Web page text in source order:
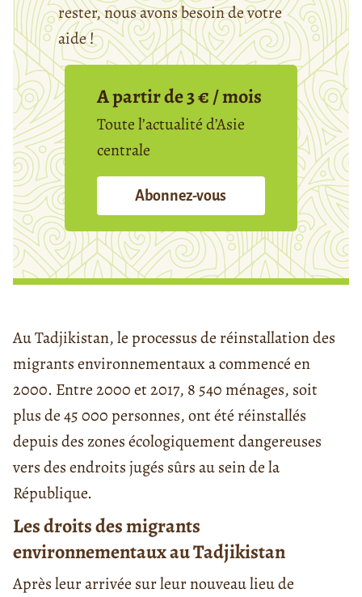
rester, nous avons besoin de votre
aide !
A partir de 3 € / mois
Toute l’actualité d’Asie
centrale
Abonnez-vous
Au Tadjikistan, le processus de réinstallation des
migrants environnementaux a commencé en
2000. Entre 2000 et 2017, 8 540 ménages, soit
plus de 45 000 personnes, ont été réinstallés
depuis des zones écologiquement dangereuses
vers des endroits jugés sûrs au sein de la
République.
Les droits des migrants
environnementaux au Tadjikistan
Après leur arrivée sur leur nouveau lieu de